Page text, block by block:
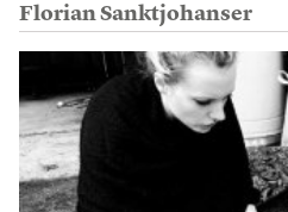
Florian Sanktjohanser